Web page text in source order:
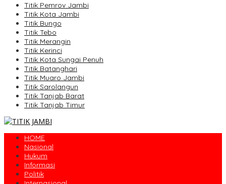
Titik Pemrov Jambi
Titik Kota Jambi
Titik Bungo
Titik Tebo
Titik Merangin
Titik Kerinci
Titik Kota Sungai Penuh
Titik Batanghari
Titik Muaro Jambi
Titik Sarolangun
Titik Tanjab Barat
Titik Tanjab Timur
HOME
Nasional
Hukum
Informasi
Politik